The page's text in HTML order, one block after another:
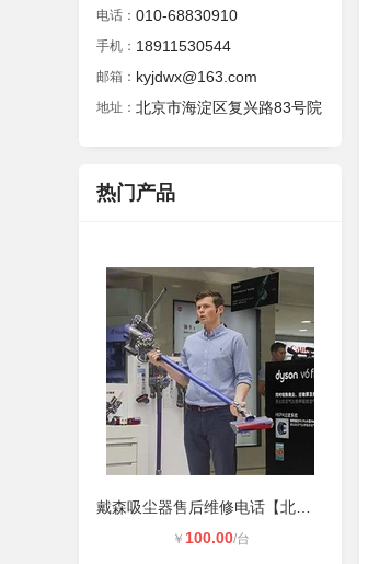
电话： 010-68830910
手机： 18911530544
邮箱： kyjdwx@163.com
地址： 北京市海淀区复兴路83号院
热门产品
￥ 100.00/台